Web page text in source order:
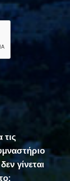
τις
γίνεται